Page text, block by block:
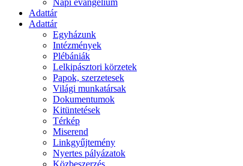
Napi evangélium
Adattár
Adattár
Egyházunk
Intézmények
Plébániák
Lelkipásztori körzetek
Papok, szerzetesek
Világi munkatársak
Dokumentumok
Kitüntetések
Térkép
Miserend
Linkgyűjtemény
Nyertes pályázatok
Közbeszerzés